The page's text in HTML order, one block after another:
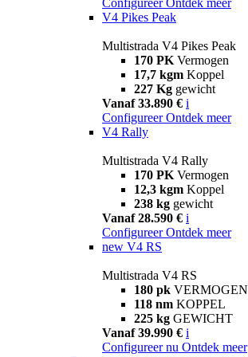
V4 Pikes Peak
Multistrada V4 Pikes Peak
170 PK Vermogen
17,7 kgm Koppel
227 Kg gewicht
Vanaf 33.890 € i
Configureer Ontdek meer
V4 Rally
Multistrada V4 Rally
170 PK Vermogen
12,3 kgm Koppel
238 kg gewicht
Vanaf 28.590 € i
Configureer Ontdek meer
new V4 RS
Multistrada V4 RS
180 pk VERMOGEN
118 nm KOPPEL
225 kg GEWICHT
Vanaf 39.990 € i
Configureer nu Ontdek meer